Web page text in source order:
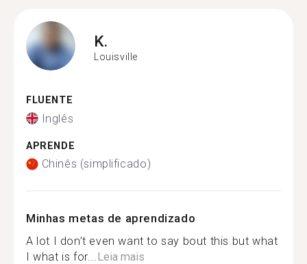
K.
Louisville
FLUENTE
Inglês
APRENDE
Chinês (simplificado)
Minhas metas de aprendizado
A lot I don’t even want to say bout this but what
I what is for...Leia mais